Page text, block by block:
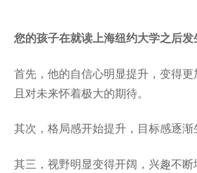
您的孩子在就读上海纽约大学之后发
首先，他的自信心明显提升，变得更
且对未来怀着极大的期待。
其次，格局感开始提升，目标感逐渐
其三，视野明显变得开阔，兴趣不断